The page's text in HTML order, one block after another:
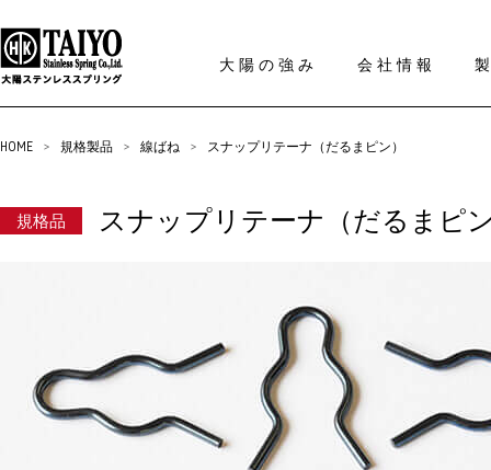
大陽の強み 会社情報
HOME > 規格製品 > 線ばね > スナップリテーナ（だるまピン）
規格品 スナップリテーナ（だるまピ